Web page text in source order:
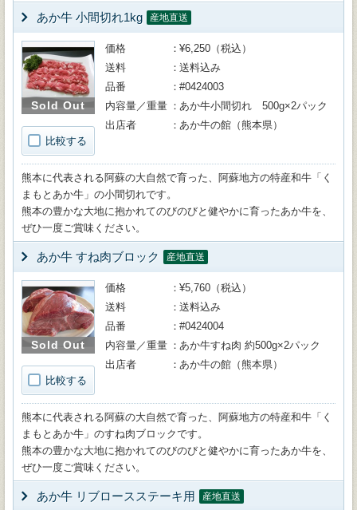
あか牛 小間切れ1kg 産地直送
Sold Out
比較する
価格
¥6,250（税込）
送料
送料込み
品番
#0424003
内容量／重量
あか牛小間切れ 500g×2パック
出店者
あか牛の館（熊本県）
熊本に代表される阿蘇の大自然で育った、阿蘇地方の特産和牛「く
まもとあか牛」の小間切れです。
熊本の豊かな大地に抱かれてのびのびと健やかに育ったあか牛を、
ぜひ一度ご賞味ください。
あか牛 すね肉ブロック 産地直送
Sold Out
比較する
価格
¥5,760（税込）
送料
送料込み
品番
#0424004
内容量／重量
あか牛すね肉 約500g×2パック
出店者
あか牛の館（熊本県）
熊本に代表される阿蘇の大自然で育った、阿蘇地方の特産和牛「く
まもとあか牛」のすね肉ブロックです。
熊本の豊かな大地に抱かれてのびのびと健やかに育ったあか牛を、
ぜひ一度ご賞味ください。
あか牛 リブロースステーキ用 産地直送